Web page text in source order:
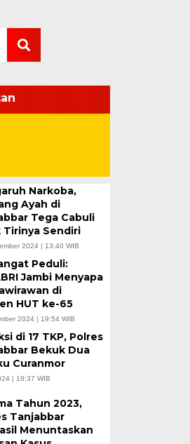
Narkoba,
Ayah di
Tega Cabuli
Tirinya Sendiri
2024 | 13:40 WIB
Peduli:
Jambi Menyapa
di
HUT ke-65
2024 | 19:54 WIB
di 17 TKP, Polres
Bekuk Dua
Curanmor
| 18:37 WIB
Tahun 2023,
Tanjabbar
Menuntaskan